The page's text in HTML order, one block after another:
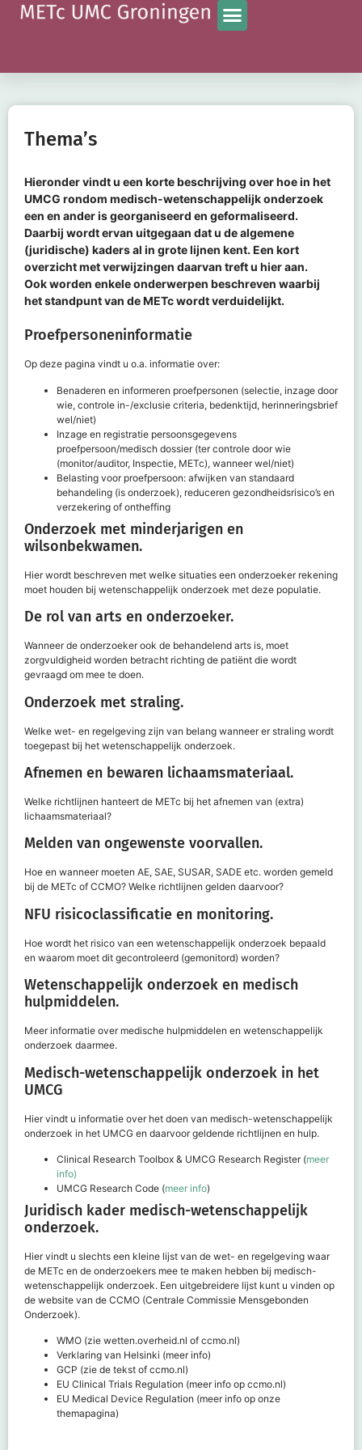
Thema’s
Hieronder vindt u een korte beschrijving over hoe in het
UMCG rondom medisch-wetenschappelijk onderzoek
een en ander is georganiseerd en geformaliseerd.
Daarbij wordt ervan uitgegaan dat u de algemene
(juridische) kaders al in grote lijnen kent. Een kort
overzicht met verwijzingen daarvan treft u hier aan.
Ook worden enkele onderwerpen beschreven waarbij
het standpunt van de METc wordt verduidelijkt.
Proefpersoneninformatie
Op deze pagina vindt u o.a. informatie over:
Benaderen en informeren proefpersonen (selectie, inzage door
wie, controle in-/exclusie criteria, bedenktijd, herinneringsbrief
wel/niet)
Inzage en registratie persoonsgegevens
proefpersoon/medisch dossier (ter controle door wie
(monitor/auditor, Inspectie, METc), wanneer wel/niet)
Belasting voor proefpersoon: afwijken van standaard
behandeling (is onderzoek), reduceren gezondheidsrisico’s en
verzekering of ontheffing
Onderzoek met minderjarigen en
wilsonbekwamen.
Hier wordt beschreven met welke situaties een onderzoeker rekening
moet houden bij wetenschappelijk onderzoek met deze populatie.
De rol van arts en onderzoeker.
Wanneer de onderzoeker ook de behandelend arts is, moet
zorgvuldigheid worden betracht richting de patiënt die wordt
gevraagd om mee te doen.
Onderzoek met straling.
Welke wet- en regelgeving zijn van belang wanneer er straling wordt
toegepast bij het wetenschappelijk onderzoek.
Afnemen en bewaren lichaamsmateriaal.
Welke richtlijnen hanteert de METc bij het afnemen van (extra)
lichaamsmateriaal?
Melden van ongewenste voorvallen.
Hoe en wanneer moeten AE, SAE, SUSAR, SADE etc. worden gemeld
bij de METc of CCMO? Welke richtlijnen gelden daarvoor?
NFU risicoclassificatie en monitoring.
Hoe wordt het risico van een wetenschappelijk onderzoek bepaald
en waarom moet dit gecontroleerd (gemonitord) worden?
Wetenschappelijk onderzoek en medisch
hulpmiddelen.
Meer informatie over medische hulpmiddelen en wetenschappelijk
onderzoek daarmee.
Medisch-wetenschappelijk onderzoek in het
UMCG
Hier vindt u informatie over het doen van medisch-wetenschappelijk
onderzoek in het UMCG en daarvoor geldende richtlijnen en hulp.
Clinical Research Toolbox & UMCG Research Register (meer
info)
UMCG Research Code (meer info)
Juridisch kader medisch-wetenschappelijk
onderzoek.
Hier vindt u slechts een kleine lijst van de wet- en regelgeving waar
de METc en de onderzoekers mee te maken hebben bij medisch-
wetenschappelijk onderzoek. Een uitgebreidere lijst kunt u vinden op
de website van de CCMO (Centrale Commissie Mensgebonden
Onderzoek).
WMO (zie wetten.overheid.nl of ccmo.nl)
Verklaring van Helsinki (meer info)
GCP (zie de tekst of ccmo.nl)
EU Clinical Trials Regulation (meer info op ccmo.nl)
EU Medical Device Regulation (meer info op onze
themapagina)